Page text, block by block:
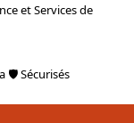
et Services de
🛡 Sécurisés